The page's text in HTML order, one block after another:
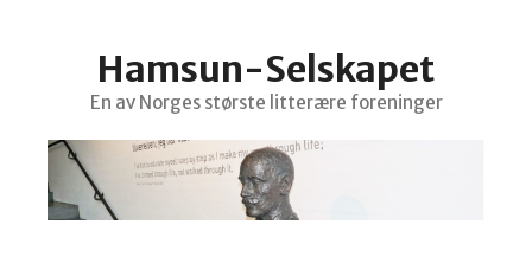
Hamsun-Selskapet
En av Norges største litterære foreninger